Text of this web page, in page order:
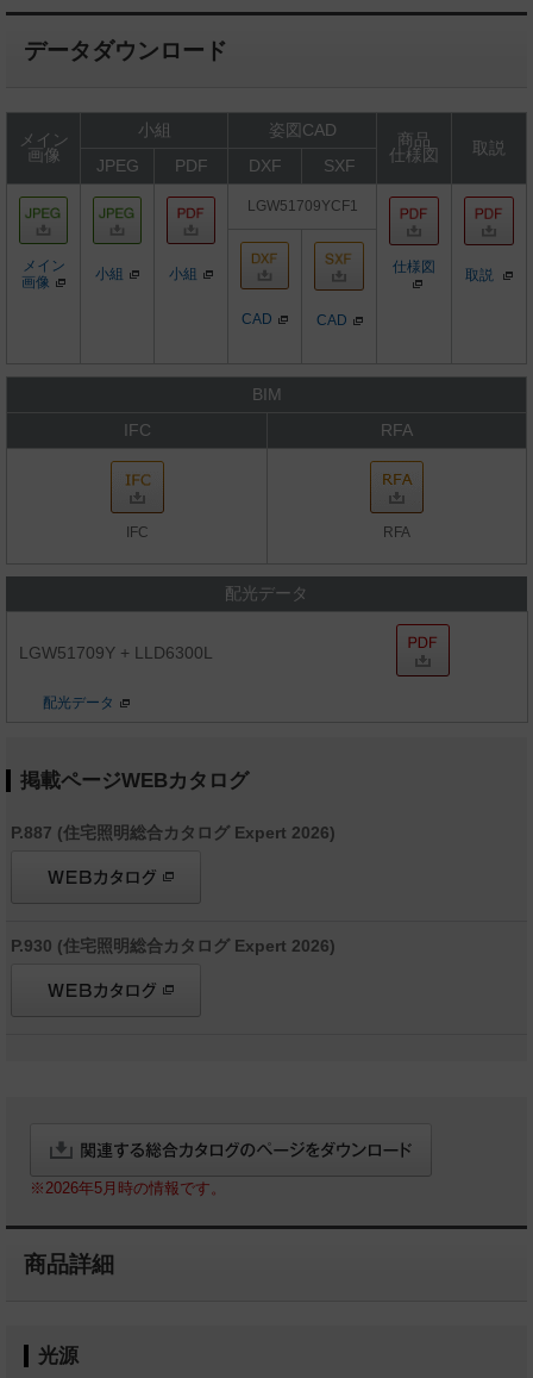
データダウンロード
メイン
画像
小組 姿図CAD
商品
仕様図
取説
JPEG
PDF DXF SXF
メイン
画像
小組 小組
LGW51709YCF1
仕様図 取説
CAD CAD
BIM
IFC
RFA
IFC RFA
配光データ
LGW51709Y + LLD6300L
配光データ
掲載ページWEBカタログ
P.887 (住宅照明総合カタログ Expert 2026)
P.930 (住宅照明総合カタログ Expert 2026)
※2026年5月時の情報です。
商品詳細
光源